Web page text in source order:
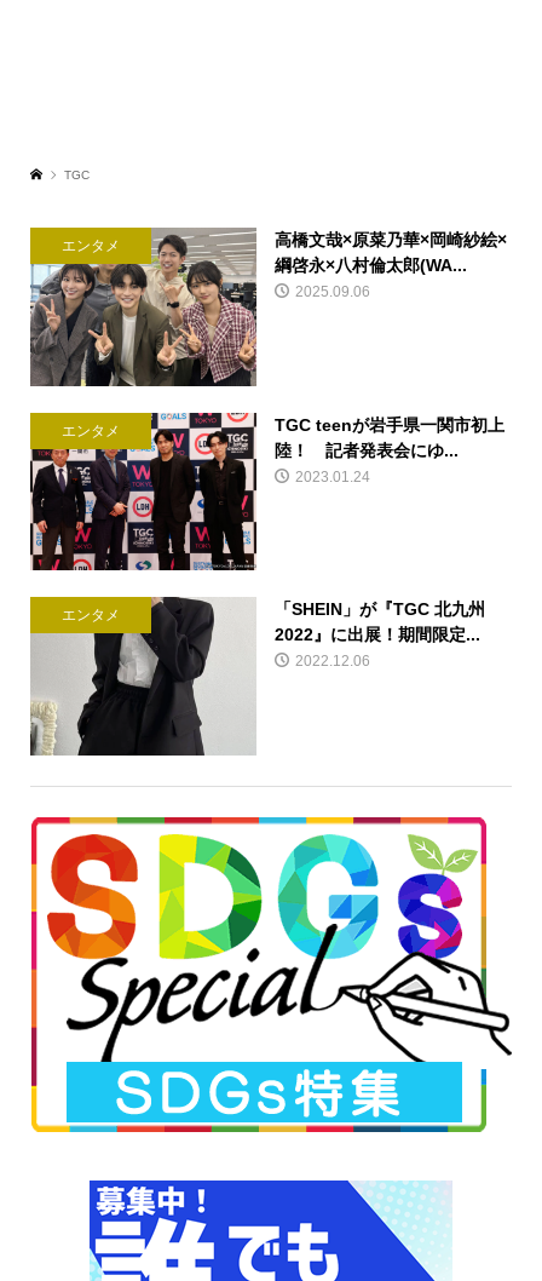
TGC
エンタメ
高橋文哉×原菜乃華×岡崎紗絵×
綱啓永×八村倫太郎(WA...
2025.09.06
エンタメ
TGC teenが岩手県一関市初上
陸！ 記者発表会にゆ...
2023.01.24
エンタメ
「SHEIN」が『TGC 北九州
2022』に出展！期間限定...
2022.12.06